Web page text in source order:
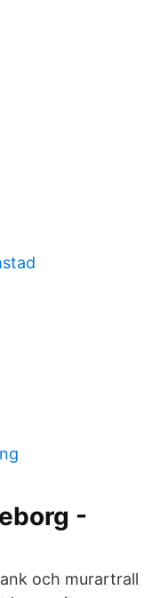
-
och murartrall